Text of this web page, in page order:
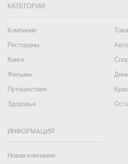
КАТЕГОРИИ
Компании
Рестораны
Авто
Книги
Фильмы
Путешествия
Здоровье
ИНФОРМАЦИЯ
Новая компания